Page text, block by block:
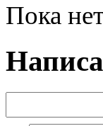
Пока